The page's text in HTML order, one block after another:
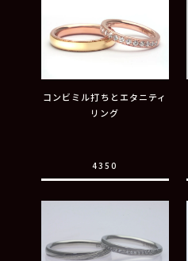
コンビミル打ちとエタニティ
リング
4350